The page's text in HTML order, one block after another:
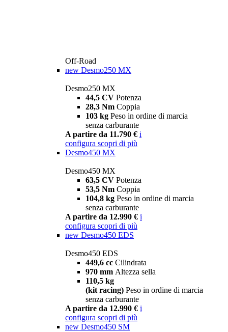
Off-Road
new Desmo250 MX
Desmo250 MX
44,5 CV Potenza
28,3 Nm Coppia
103 kg Peso in ordine di marcia
senza carburante
A partire da 11.790 € i
configura scopri di più
Desmo450 MX
Desmo450 MX
63,5 CV Potenza
53,5 Nm Coppia
104,8 kg Peso in ordine di marcia
senza carburante
A partire da 12.990 € i
configura scopri di più
new Desmo450 EDS
Desmo450 EDS
449,6 cc Cilindrata
970 mm Altezza sella
110,5 kg
(kit racing) Peso in ordine di marcia
senza carburante
A partire da 12.990 € i
configura scopri di più
new Desmo450 SM